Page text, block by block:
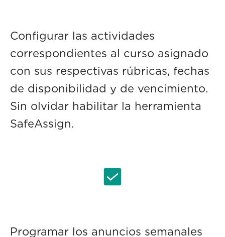
Configurar las actividades
correspondientes al curso asignado
con sus respectivas rúbricas, fechas
de disponibilidad y de vencimiento.
Sin olvidar habilitar la herramienta
SafeAssign.
Programar los anuncios semanales